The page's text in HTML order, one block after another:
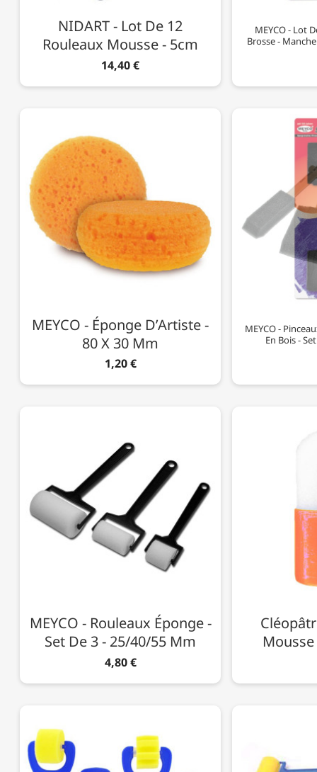
NIDART - Lot De 12
Rouleaux Mousse - 5cm
14,40 €
MEYCO - Lot
Brosse -
MEYCO - Éponge D’Artiste -
80 X 30 Mm
1,20 €
MEYCO -
En Bois -
MEYCO - Rouleaux Éponge -
Set De 3 - 25/40/55 Mm
4,80 €